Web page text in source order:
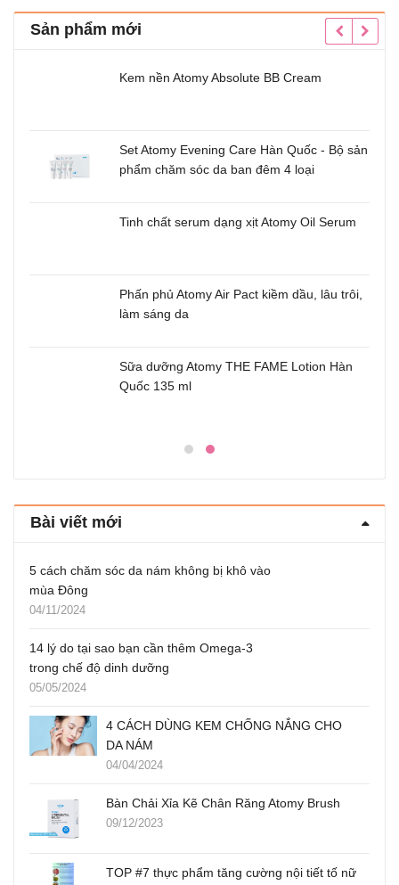
Sản phẩm mới
Kem nền Atomy Absolute BB Cream
Set Atomy Evening Care Hàn Quốc - Bộ sản
phẩm chăm sóc da ban đêm 4 loại
Tinh chất serum dạng xịt Atomy Oil Serum
Phấn phủ Atomy Air Pact kiềm dầu, lâu trôi,
làm sáng da
Sữa dưỡng Atomy THE FAME Lotion Hàn
Quốc 135 ml
Bài viết mới
5 cách chăm sóc da nám không bị khô vào
mùa Đông
04/11/2024
14 lý do tại sao bạn cần thêm Omega-3
trong chế độ dinh dưỡng
05/05/2024
4 CÁCH DÙNG KEM CHỐNG NẮNG CHO
DA NÁM
04/04/2024
Bàn Chải Xỉa Kẽ Chân Răng Atomy Brush
09/12/2023
TOP #7 thực phẩm tăng cường nội tiết tố nữ